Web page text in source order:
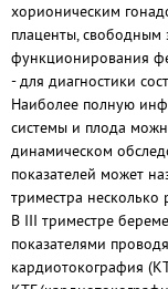
хорионическим
плаценты, свободным
функционирования
- для диагностики
Наиболее полную
системы и плода
динамическом
показателей может
триместра несколько
В III триместре
показателями
кардиотокография